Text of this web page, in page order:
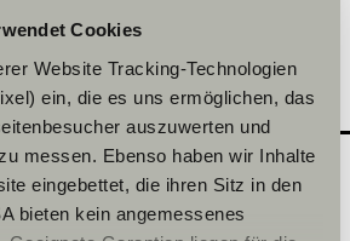
Cookies
Website Tracking-Technologien
ein, die es uns ermöglichen, das
auszuwerten und
messen. Ebenso haben wir Inhalte
eingebettet, die ihren Sitz in den
bieten kein angemessenes
serie vil du gerne